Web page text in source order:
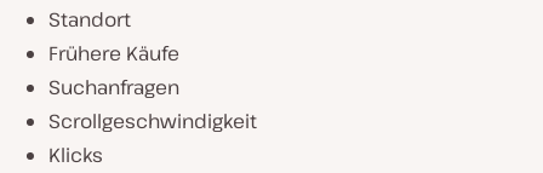
Standort
Frühere Käufe
Suchanfragen
Scrollgeschwindigkeit
Klicks